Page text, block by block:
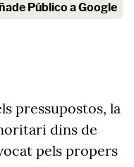
Público a Google
pressupostos, la
dins de
pels propers